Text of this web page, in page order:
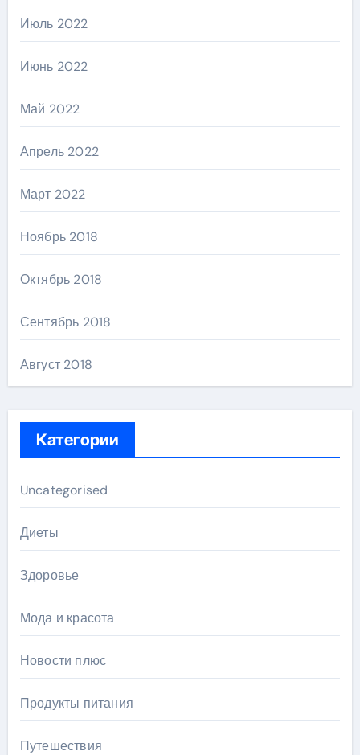
Июль 2022
Июнь 2022
Май 2022
Апрель 2022
Март 2022
Ноябрь 2018
Октябрь 2018
Сентябрь 2018
Август 2018
Категории
Uncategorised
Диеты
Здоровье
Мода и красота
Новости плюс
Продукты питания
Путешествия